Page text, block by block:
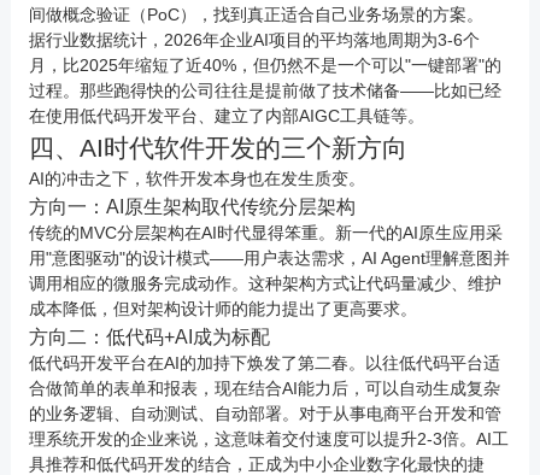
间做概念验证（PoC），找到真正适合自己业务场景的方案。
据行业数据统计，2026年企业AI项目的平均落地周期为3-6个
月，比2025年缩短了近40%，但仍然不是一个可以"一键部署"的
过程。那些跑得快的公司往往是提前做了技术储备——比如已经
在使用低代码开发平台、建立了内部AIGC工具链等。
四、AI时代软件开发的三个新方向
AI的冲击之下，软件开发本身也在发生质变。
方向一：AI原生架构取代传统分层架构
传统的MVC分层架构在AI时代显得笨重。新一代的AI原生应用采
用"意图驱动"的设计模式——用户表达需求，AI Agent理解意图并
调用相应的微服务完成动作。这种架构方式让代码量减少、维护
成本降低，但对架构设计师的能力提出了更高要求。
方向二：低代码+AI成为标配
低代码开发平台在AI的加持下焕发了第二春。以往低代码平台适
合做简单的表单和报表，现在结合AI能力后，可以自动生成复杂
的业务逻辑、自动测试、自动部署。对于从事电商平台开发和管
理系统开发的企业来说，这意味着交付速度可以提升2-3倍。AI工
具推荐和低代码开发的结合，正成为中小企业数字化最快的捷